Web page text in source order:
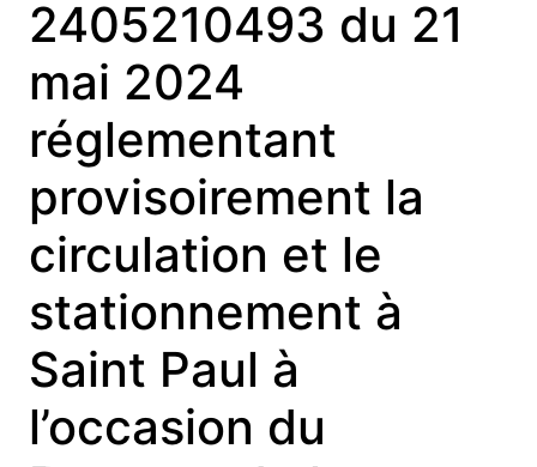
2405210493 du 21
mai 2024
réglementant
provisoirement la
circulation et le
stationnement à
Saint Paul à
l’occasion du